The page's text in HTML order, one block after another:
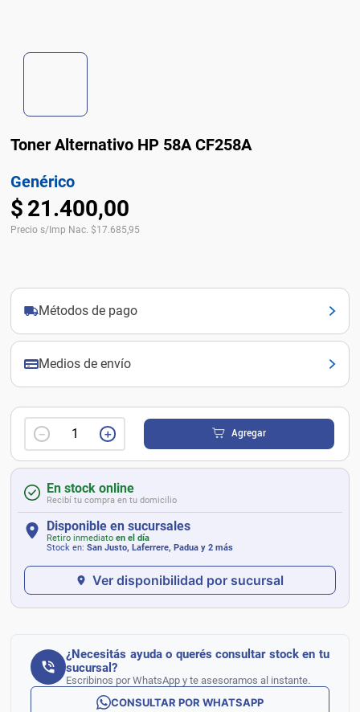
Toner Alternativo HP 58A CF258A
Genérico
$ 21.400,00
Precio s/Imp Nac. $17.685,95
Métodos de pago
Medios de envío
＋
－ Agregar
En stock online
Recibí tu compra en tu domicilio
Disponible en sucursales
Retiro inmediato en el día
Stock en: San Justo, Laferrere, Padua y 2 más
Ver disponibilidad por sucursal
¿Necesitás ayuda o querés consultar stock en tu
sucursal?
Escribinos por WhatsApp y te asesoramos al instante.
CONSULTAR POR WHATSAPP